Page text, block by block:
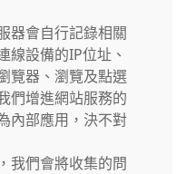
器會自行記錄相關
線設備的IP位址、
覽器、瀏覽及點選
們增進網站服務的
內部應用，決不對
我們會將收集的問